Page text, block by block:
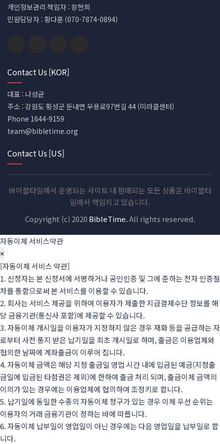
개인정보관리 책임자 : 장현희
민원담당자 : 황다훈 (070-7874-0894)
Contact Us [KOR]
대표 : 나성균
주소 : 강원도 횡성군 둔내면 우용로97번길 44 (미라클센터)
Phone 1644-9159
team@bibletime.org
Contact Us [US]
바이블타임에서 운영되는 사이트 내 판매되는 모든 상품은 바이블타
임에서 책임지고 있습니다.
Copyright (c) 2020 BibleTime.All rights reserved.
자동이체 서비스약관
×
​​[자동이체 서비스 약관]
1. 신청자는 본 신청서에 서명하거나 공인인증 및 그에 준하는 전자 인증절
차를 통함으로써 본 서비스를 이용할 수 있습니다.
2. 회사는 서비스 제공을 위하여 이용자가 제출한 지급결제수단 정보를 해
당 금융기관(통신사 포함)에 제공할 수 있습니다.
3. 자동이체 개시일을 이용자가 지정하지 않은 경우 재화 등을 공급하는 자
로부터 사전 통지 받은 납기일을 최초 개시일로 하며, 출금은 이용업체와
협의한 날짜에 계좌출금이 이루어 집니다.
4. 자동이체 금액은 해당 지정 출금일 영업 시간 내에 입금된 예금(지정출
금일에 입금된 타점권은 제외)에 한하여 출금 처리 되며, 출금이체 금액의
이의가 있는 경우에는 이용업체에 협의하여 조정키로 합니다.
5. 납기일에 동일한 수종의 자동이체 청구가 있는 경우 이체 우선 순위는
이용자의 거래 금융기관이 정하는 바에 따릅니다.
6. 자동이체 납부일이 영업일이 아닌 경우에는 다음 영업일을 납부일로 합
니다.